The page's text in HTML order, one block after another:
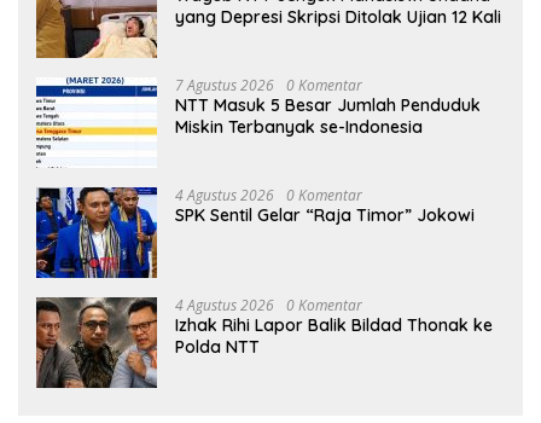
yang Depresi Skripsi Ditolak Ujian 12 Kali
7 Agustus 2026 0 Komentar
NTT Masuk 5 Besar Jumlah Penduduk
Miskin Terbanyak se-Indonesia
4 Agustus 2026 0 Komentar
SPK Sentil Gelar “Raja Timor” Jokowi
4 Agustus 2026 0 Komentar
Izhak Rihi Lapor Balik Bildad Thonak ke
Polda NTT